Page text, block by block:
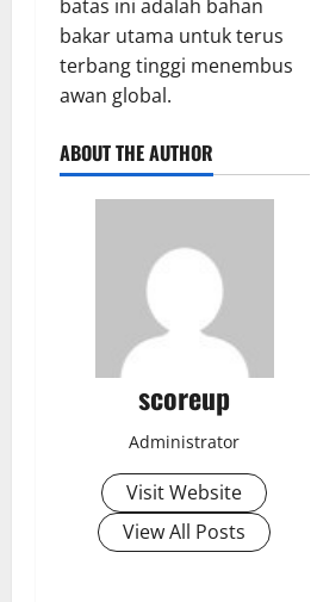
batas ini adalah bahan
bakar utama untuk terus
terbang tinggi menembus
awan global.
ABOUT THE AUTHOR
scoreup
Administrator
Visit Website
View All Posts